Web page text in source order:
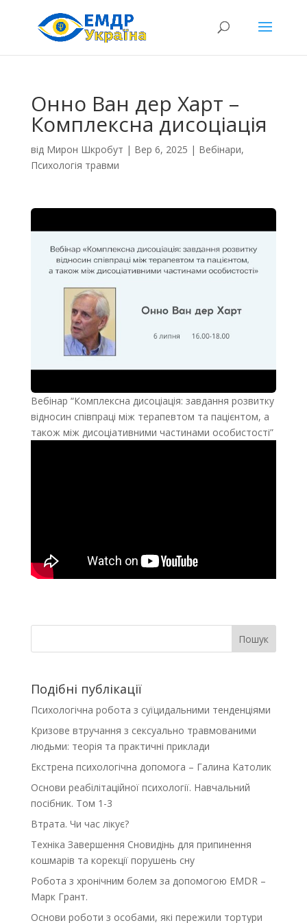
Онно Ван дер Харт –
Комплексна дисоціація
від Мирон Шкробут | Вер 6, 2025 | Вебінари,
Психологія травми
Вебінар “Комплексна дисоціація: завдання розвитку
відносин співпраці між терапевтом та пацієнтом, а
також між дисоціативними частинами особистості”
Пошук
Подібні публікації
Психологічна робота з суїцидальними тенденціями
Кризове втручання з сексуально травмованими
людьми: теорія та практичні приклади
Екстрена психологічна допомога – Галина Католик
Основи реабілітаційної психології. Навчальний
посібник. Том 1-3
Втрата. Чи час лікує?
Техніка Завершення Сновидінь для припинення
кошмарів та корекції порушень сну
Робота з хронічним болем за допомогою EMDR –
Марк Грант.
Основи роботи з особами, які пережили тортури